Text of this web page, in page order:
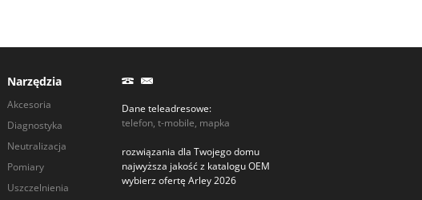
Narzędzia
Akcesoria
Diagnostyka
Neutralizacja
Pomiary
Uszczelnienia
Dane teleadresowe:
telefon, t-mobile, mapka
rozwiązania dla Twojego domu
najwyższa jakość z katalogu OEM
wybierz ofertę Arley 2026